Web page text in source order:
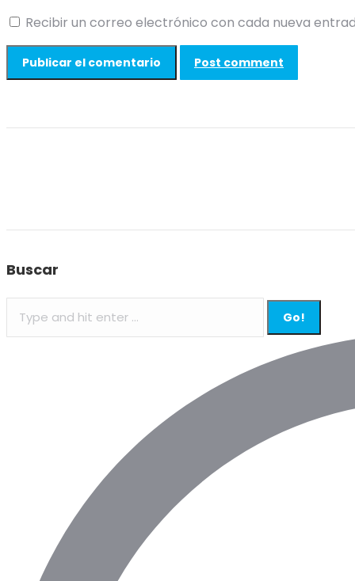
Recibir un correo electrónico con cada nueva
Post comment
Buscar